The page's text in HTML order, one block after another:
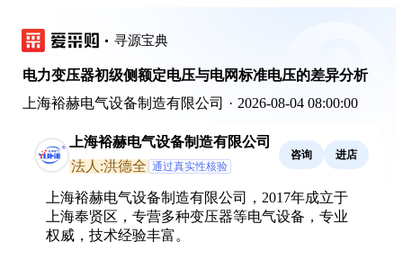
寻源宝典
电力变压器初级侧额定电压与电网标准电压的差异分析
上海裕赫电气设备制造有限公司 · 2026-08-04 08:00:00
上海裕赫电气设备制造有限公司
法人:洪德全 通过真实性核验
咨询 进店
上海裕赫电气设备制造有限公司，2017年成立于
上海奉贤区，专营多种变压器等电气设备，专业
权威，技术经验丰富。